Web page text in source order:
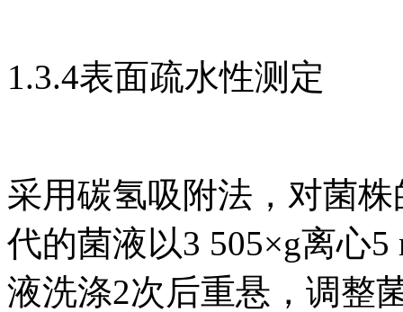
1.3.4表面疏水性测定
采用碳氢吸附法，对菌
代的菌液以3 505×g离心
液洗涤2次后重悬，调整